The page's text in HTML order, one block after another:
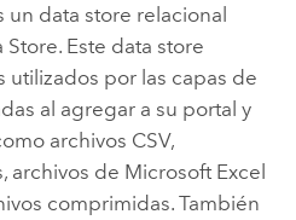
data store relacional
Store. Este data store
utilizados por las capas de
al agregar a su portal y
archivos CSV,
archivos de Microsoft Excel
comprimidas. También